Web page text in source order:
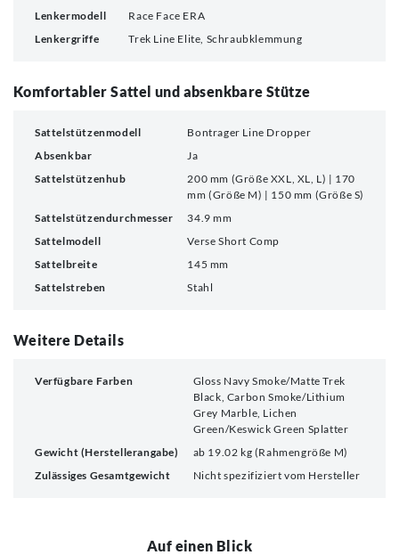
Lenkermodell
Race Face ERA
Lenkergriffe
Trek Line Elite, Schraubklemmung
Komfortabler Sattel und absenkbare Stütze
Sattelstützenmodell
Bontrager Line Dropper
Absenkbar
Ja
Sattelstützenhub
200 mm (Größe XXL, XL, L) | 170
mm (Größe M) | 150 mm (Größe S)
Sattelstützendurchmesser
34.9 mm
Sattelmodell
Verse Short Comp
Sattelbreite
145 mm
Sattelstreben
Stahl
Weitere Details
Verfügbare Farben
Gloss Navy Smoke/Matte Trek
Black, Carbon Smoke/Lithium
Grey Marble, Lichen
Green/Keswick Green Splatter
Gewicht (Herstellerangabe)
ab 19.02 kg (Rahmengröße M)
Zulässiges Gesamtgewicht
Nicht spezifiziert vom Hersteller
Auf einen Blick